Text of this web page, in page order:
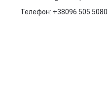
Телефон: +38096 505 5080